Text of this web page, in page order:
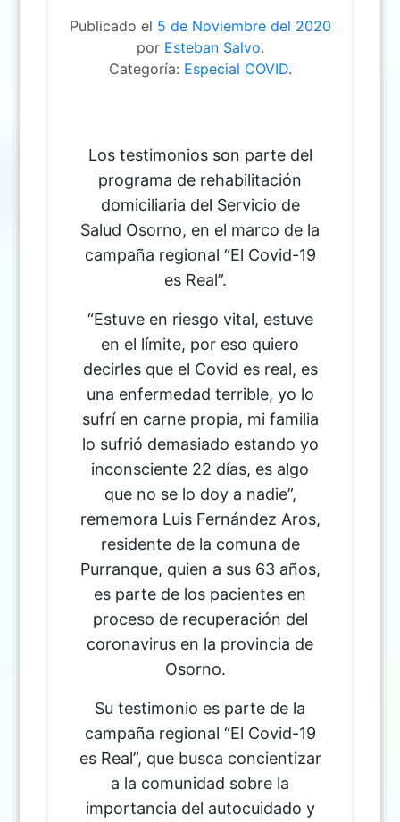
Publicado el 5 de Noviembre del 2020
por Esteban Salvo.
Categoría: Especial COVID.
Los testimonios son parte del
programa de rehabilitación
domiciliaria del Servicio de
Salud Osorno, en el marco de la
campaña regional “El Covid-19
es Real”.
“Estuve en riesgo vital, estuve
en el límite, por eso quiero
decirles que el Covid es real, es
una enfermedad terrible, yo lo
sufrí en carne propia, mi familia
lo sufrió demasiado estando yo
inconsciente 22 días, es algo
que no se lo doy a nadie”,
rememora Luis Fernández Aros,
residente de la comuna de
Purranque, quien a sus 63 años,
es parte de los pacientes en
proceso de recuperación del
coronavirus en la provincia de
Osorno.
Su testimonio es parte de la
campaña regional “El Covid-19
es Real”, que busca concientizar
a la comunidad sobre la
importancia del autocuidado y